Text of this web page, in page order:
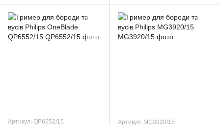
Артикул: QP6552/15 Артикул: MG3920/15